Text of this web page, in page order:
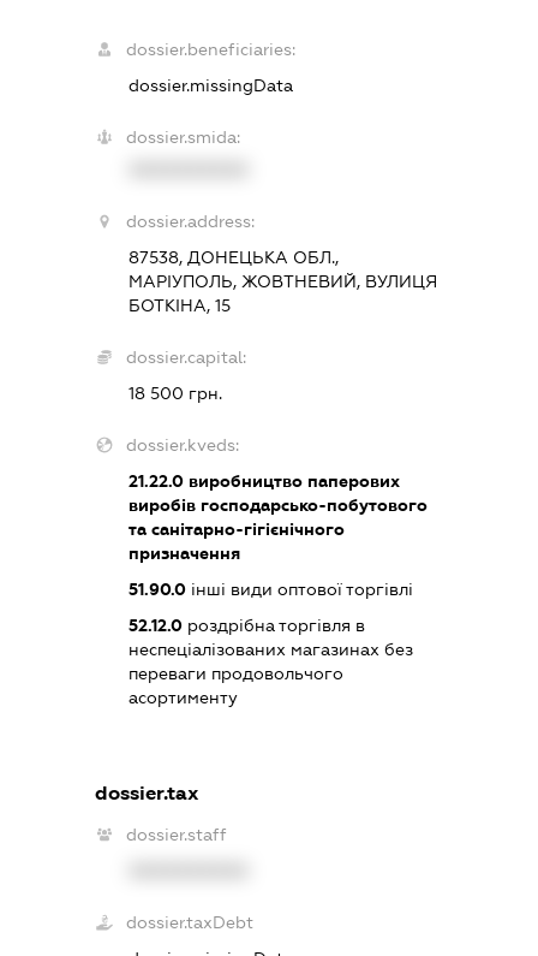
dossier.beneficiaries:
dossier.missingData
dossier.smida:
dossier.address:
87538, ДОНЕЦЬКА ОБЛ.,
МАРІУПОЛЬ, ЖОВТНЕВИЙ, ВУЛИЦЯ
БОТКІНА, 15
dossier.capital:
18 500 грн.
dossier.kveds:
21.22.0 виробництво паперових
виробів господарсько-побутового
та санітарно-гігієнічного
призначення
51.90.0 інші види оптової торгівлі
52.12.0 роздрібна торгівля в
неспеціалізованих магазинах без
переваги продовольчого
асортименту
dossier.tax
dossier.staff
dossier.taxDebt